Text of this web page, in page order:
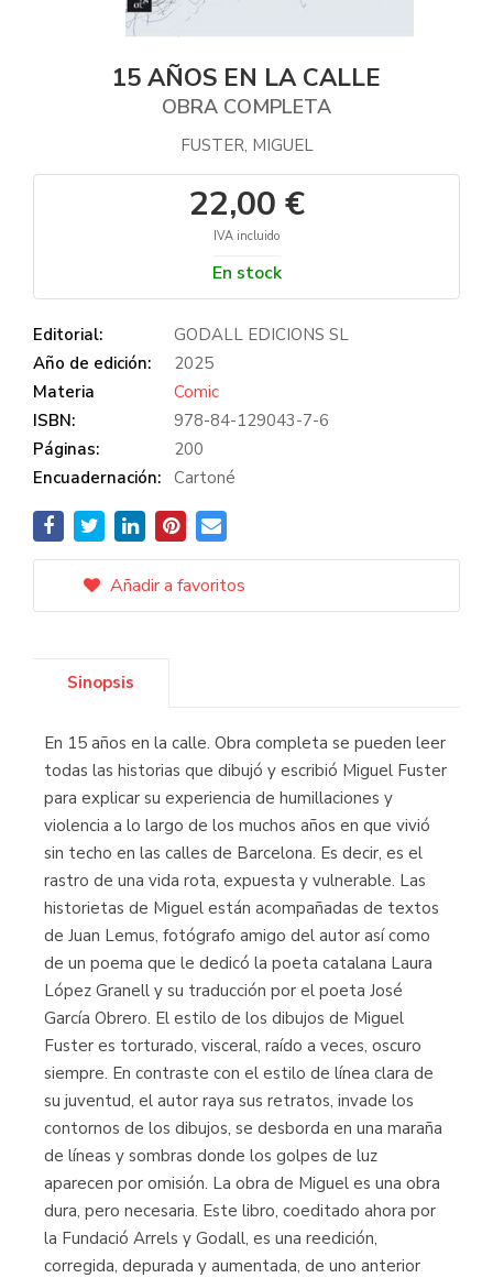
15 AÑOS EN LA CALLE
OBRA COMPLETA
FUSTER, MIGUEL
22,00 €
IVA incluido
En stock
Editorial:
GODALL EDICIONS SL
Año de edición:
2025
Materia
Comic
ISBN:
978-84-129043-7-6
Páginas:
200
Encuadernación: Cartoné
Añadir a favoritos
Sinopsis
En 15 años en la calle. Obra completa se pueden leer
todas las historias que dibujó y escribió Miguel Fuster
para explicar su experiencia de humillaciones y
violencia a lo largo de los muchos años en que vivió
sin techo en las calles de Barcelona. Es decir, es el
rastro de una vida rota, expuesta y vulnerable. Las
historietas de Miguel están acompañadas de textos
de Juan Lemus, fotógrafo amigo del autor así como
de un poema que le dedicó la poeta catalana Laura
López Granell y su traducción por el poeta José
García Obrero. El estilo de los dibujos de Miguel
Fuster es torturado, visceral, raído a veces, oscuro
siempre. En contraste con el estilo de línea clara de
su juventud, el autor raya sus retratos, invade los
contornos de los dibujos, se desborda en una maraña
de líneas y sombras donde los golpes de luz
aparecen por omisión. La obra de Miguel es una obra
dura, pero necesaria. Este libro, coeditado ahora por
la Fundació Arrels y Godall, es una reedición,
corregida, depurada y aumentada, de uno anterior